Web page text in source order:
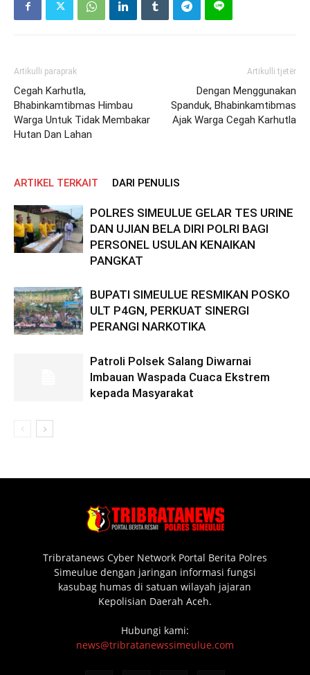
Artikulli paraprak
Cegah Karhutla,
Bhabinkamtibmas Himbau
Warga Untuk Tidak Membakar
Hutan Dan Lahan
Artikulli tjetër
Dengan Menggunakan
Spanduk, Bhabinkamtibmas
Ajak Warga Cegah Karhutla
ARTIKEL TERKAIT DARI PENULIS
POLRES SIMEULUE GELAR TES URINE
DAN UJIAN BELA DIRI POLRI BAGI
PERSONEL USULAN KENAIKAN
PANGKAT
BUPATI SIMEULUE RESMIKAN POSKO
ULT P4GN, PERKUAT SINERGI
PERANGI NARKOTIKA
Patroli Polsek Salang Diwarnai
Imbauan Waspada Cuaca Ekstrem
kepada Masyarakat
Tribratanews Cyber Network Portal Berita Polres
Simeulue dengan jaringan informasi fungsi
kasubag humas di satuan wilayah jajaran
Kepolisian Daerah Aceh.
Hubungi kami:
news@tribratanewssimeulue.com